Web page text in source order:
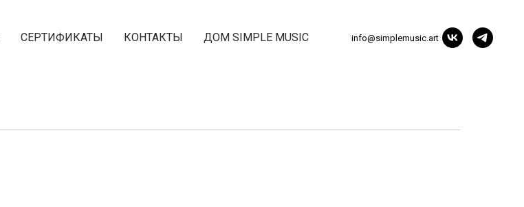
СЕРТИФИКАТЫ КОНТАКТЫ ДОМ SIMPLE MUSIC info@simplemusic.art